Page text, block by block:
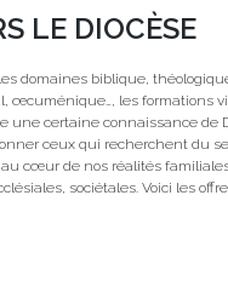
LE DIOCÈSE
domaines biblique,
œcuménique…, les formations
une certaine connaissance de
ceux qui recherchent du
cœur de nos réalités
sociétales. Voici les